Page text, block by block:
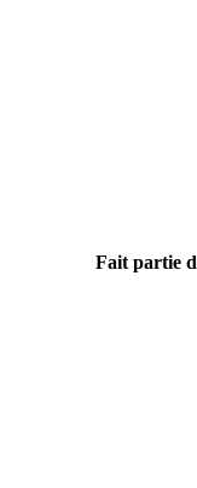
Fait partie